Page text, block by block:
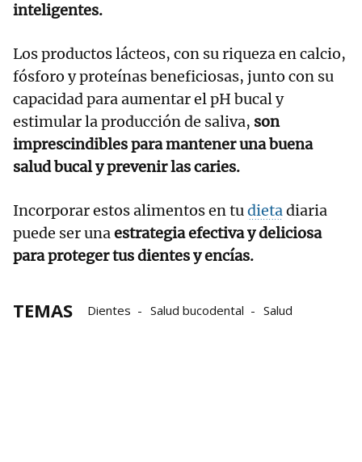
inteligentes.
Los productos lácteos, con su riqueza en calcio,
fósforo y proteínas beneficiosas, junto con su
capacidad para aumentar el pH bucal y
estimular la producción de saliva, son
imprescindibles para mantener una buena
salud bucal y prevenir las caries.
Incorporar estos alimentos en tudietadiaria
puede ser unaestrategia efectiva y deliciosa
para proteger tus dientes y encías.
TEMAS Dientes Salud bucodental Salud